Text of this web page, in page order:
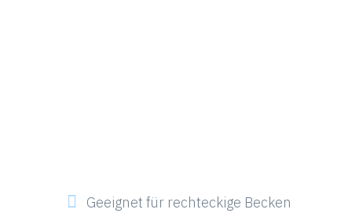
Geeignet für rechteckige Becken